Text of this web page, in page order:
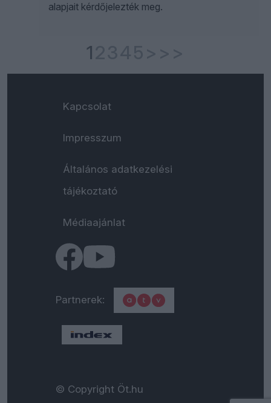
alapjait kérdőjelezték meg.
1
Kapcsolat
Impresszum
Általános adatkezelési
tájékoztató
Médiaajánlat
Partnerek:
© Copyright Öt.hu